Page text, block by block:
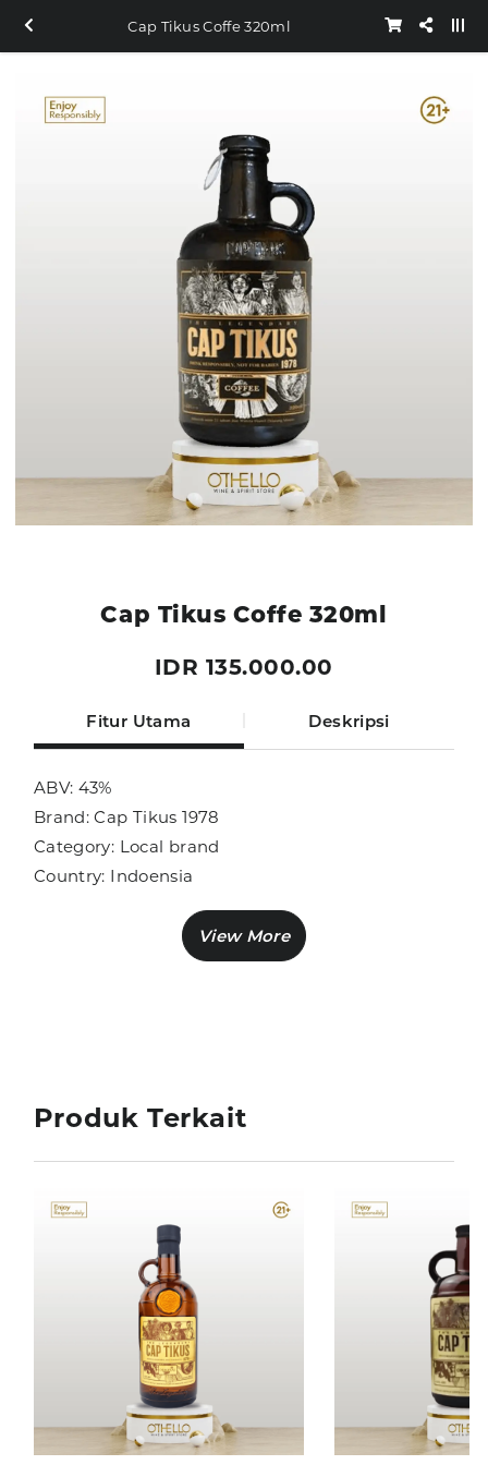
Cap Tikus Coffe 320ml
Cap Tikus Coffe 320ml
IDR 135.000.00
Fitur Utama Deskripsi
ABV: 43%
Brand: Cap Tikus 1978
Category: Local brand
Country: Indoensia
Sub Category: Local Brand
Produk Terkait